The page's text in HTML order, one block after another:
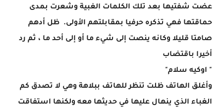
عضت شفتيها بعد تلك الكلمات الغبية وشعرت بمدى
حماقتها فهي تذكره حرفيا بمقابلتهم الأولى. ظل أدهم
صامتا قليلا وكانه ينصت إلى شيء ما أو إلى أحد ما ، ثم رد
أخيرا باقتضاب
" اوكيه سلام"
وأغلق الهاتف ظلت تنظر للهاتف ببلاهة وهي لا تصدق كم
الغباء الذي ينهال عليها في حديثها معه ولكنها استفاقت